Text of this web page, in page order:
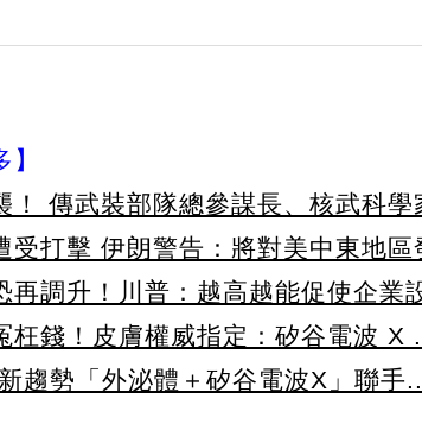
！ 傳武裝部隊總參謀長、核武科學
受打擊 伊朗警告：將對美中東地區
再調升！川普：越高越能促使企業
枉錢！皮膚權威指定：矽谷電波 X
趨勢「外泌體＋矽谷電波X」聯手